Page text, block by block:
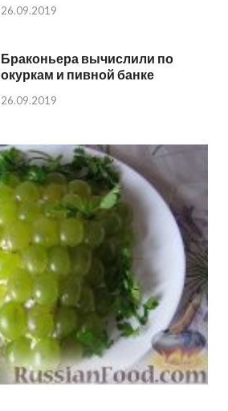
26.09.2019
Браконьера вычислили по
окуркам и пивной банке
26.09.2019